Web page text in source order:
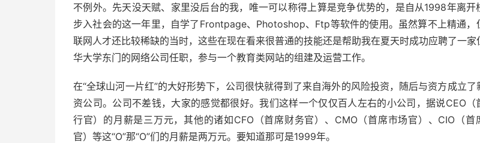
不例外。先天没天赋、家里没后台的我，唯一可以称得上算是竞争优势的，是自从1998年离开
步入社会的这一年里，自学了Frontpage、Photoshop、Ftp等软件的使用。虽然算不上精通，
联网人才还比较稀缺的当时，这些在现在看来很普通的技能还是帮助我在夏天时成功应聘了一家
华大学东门的网络公司任职，参与一个教育类网站的组建及运营工作。
在“全球山河一片红”的大好形势下，公司很快就得到了来自海外的风险投资，随后与资方成立了
资公司。公司不差钱，大家的感觉都很好。我们这样一个仅仅百人左右的小公司，据说CEO（
行官）的月薪是三万元，其他的诸如CFO（首席财务官）、CMO（首席市场官）、CIO（首
官）等这“O”那“O”们的月薪是两万元。要知道那可是1999年。